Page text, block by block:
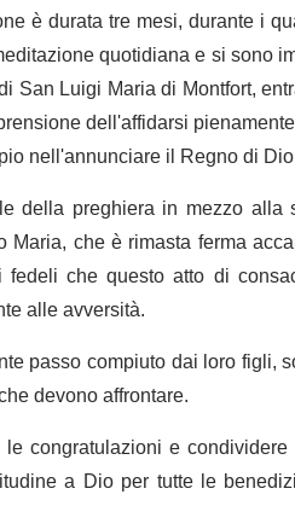
è durata tre mesi, durante i
quotidiana e si sono
San Luigi Maria di Montfort,
dell'affidarsi
nell'annunciare il Regno di
preghiera in mezzo alla
che è rimasta ferma
che questo atto di
alle avversità.
passo compiuto dai loro figli,
devono affrontare.
congratulazioni e
a Dio per tutte le